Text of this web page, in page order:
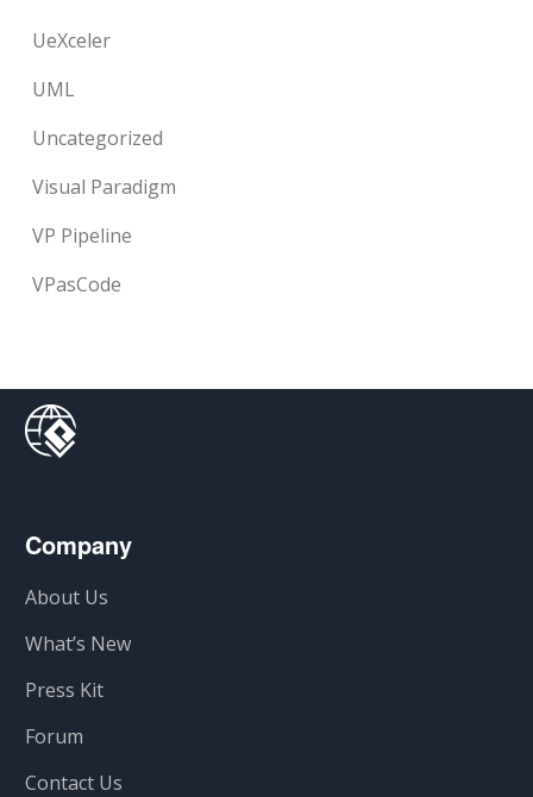
UeXceler
UML
Uncategorized
Visual Paradigm
VP Pipeline
VPasCode
Company
About Us
What’s New
Press Kit
Forum
Contact Us